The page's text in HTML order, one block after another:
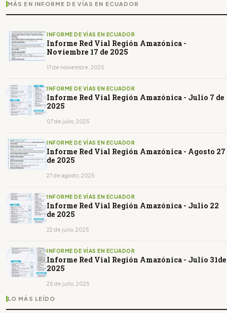
MÁS EN INFORME DE VÍAS EN ECUADOR
INFORME DE VÍAS EN ECUADOR
Informe Red Vial Región Amazónica -
Noviembre 17 de 2025
17 de noviembre, 2025
INFORME DE VÍAS EN ECUADOR
Informe Red Vial Región Amazónica - Julio 7 de
2025
07 de julio, 2025
INFORME DE VÍAS EN ECUADOR
Informe Red Vial Región Amazónica - Agosto 27
de 2025
27 de agosto, 2025
INFORME DE VÍAS EN ECUADOR
Informe Red Vial Región Amazónica - Julio 22
de 2025
22 de julio, 2025
INFORME DE VÍAS EN ECUADOR
Informe Red Vial Región Amazónica - Julio 31de
2025
25 de julio, 2025
LO MÁS LEÍDO